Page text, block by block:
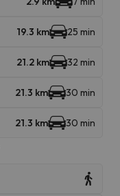
19.3 km 25 min
21.2 km 32 min
21.3 km 30 min
21.3 km 30 min